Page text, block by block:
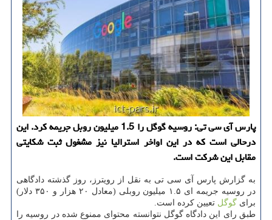
پارس آی سی تی: روسیه گوگل را 1.5 میلیون روبل جریمه كرد. این
درحالی است كه در این اواخر استرالیا نیز مشغول ثبت شكایتی
مقابل این شركت است.
به گزارش پارس آی سی تی به نقل از رویترز، روز گذشته دادگاهی
در روسیه جریمه ای ۱.۵ میلیون روبلی (معادل ۲۰ هزار و ۳۵۰ دلار)
برای گوگل تعیین کرده است.
طبق رای این دادگاه گوگل نتوانسته محتوای ممنوع شده در روسیه را